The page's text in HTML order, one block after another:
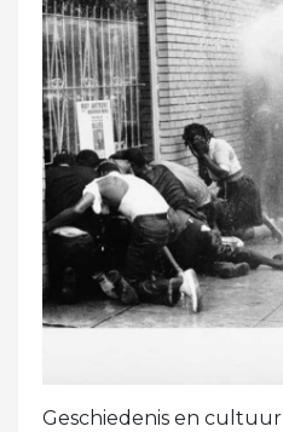
Geschiedenis en cultuur